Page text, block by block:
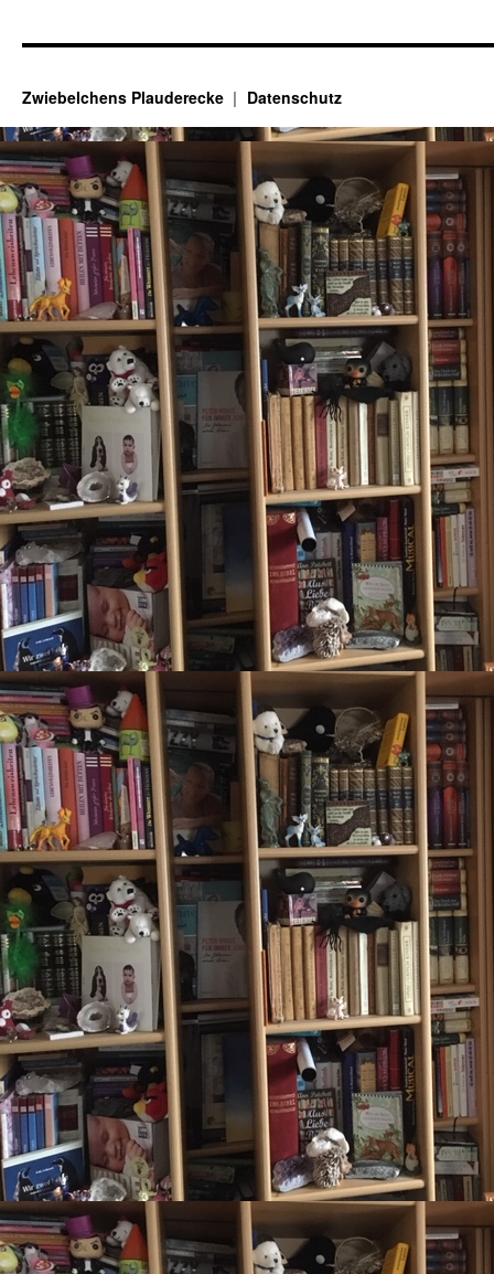
Zwiebelchens Plauderecke Datenschutz